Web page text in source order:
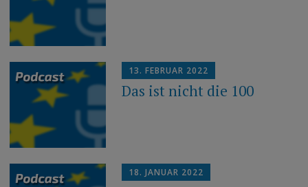
13. FEBRUAR 2022
Das ist nicht die 100
18. JANUAR 2022